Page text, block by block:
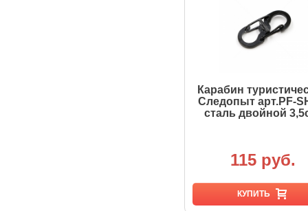
Карабин
Следопыт арт.PF-
сталь двойной
115 руб.
КУПИТЬ